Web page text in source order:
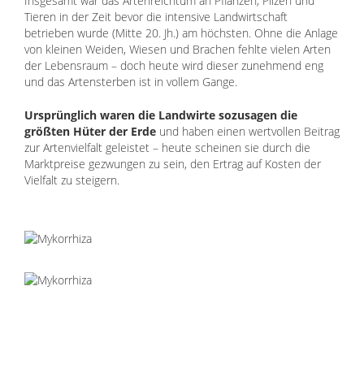
Tieren in der Zeit bevor die intensive Landwirtschaft
betrieben wurde (Mitte 20. Jh.) am höchsten. Ohne die Anlage
von kleinen Weiden, Wiesen und Brachen fehlte vielen Arten
der Lebensraum – doch heute wird dieser zunehmend eng
und das Artensterben ist in vollem Gange.
Ursprünglich waren die Landwirte sozusagen die
größten Hüter der Erde und haben einen wertvollen Beitrag
zur Artenvielfalt geleistet – heute scheinen sie durch die
Marktpreise gezwungen zu sein, den Ertrag auf Kosten der
Vielfalt zu steigern.